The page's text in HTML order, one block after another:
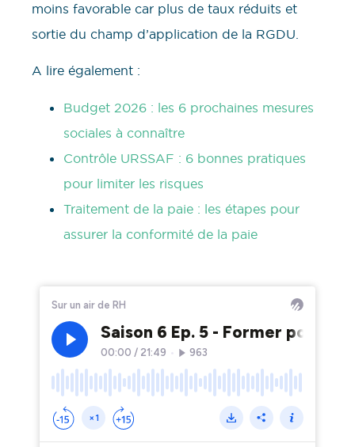
moins favorable car plus de taux réduits et
sortie du champ d’application de la RGDU.
A lire également :
Budget 2026 : les 6 prochaines mesures
sociales à connaître
Contrôle URSSAF : 6 bonnes pratiques
pour limiter les risques
Traitement de la paie : les étapes pour
assurer la conformité de la paie